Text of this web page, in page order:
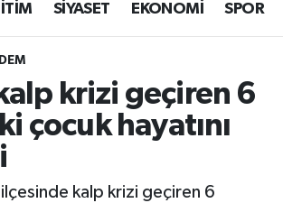
SİYASET EKONOMİ SPOR
krizi geçiren 6
çocuk hayatını
ilçesinde kalp krizi geçiren 6
Vakitleri
Yoğunluk Haritası
Durumu ve Fikstür